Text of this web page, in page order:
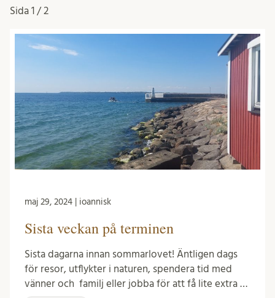
Sida 1 / 2
maj 29, 2024 | ioannisk
Sista veckan på terminen
Sista dagarna innan sommarlovet! Äntligen dags
för resor, utflykter i naturen, spendera tid med
vänner och familj eller jobba för att få lite extra …